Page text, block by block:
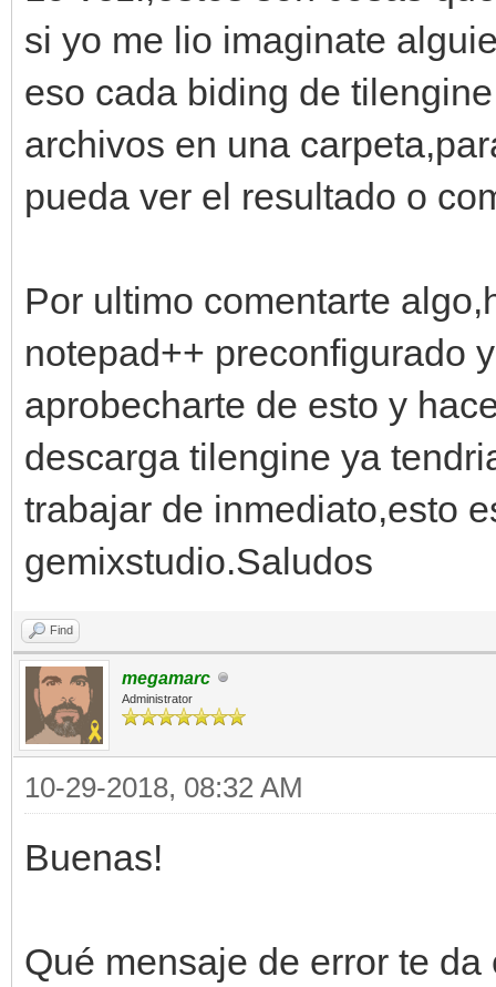
si yo me lio imaginate
eso cada biding de
archivos en una
pueda ver el resultado o
Por ultimo comentarte
notepad++ preconfigurado
aprobecharte de esto y
descarga tilengine ya
trabajar de inmediato,esto
gemixstudio.Saludos
Find
megamarc
Administrator
10-29-2018, 08:32 AM
Buenas!
Qué mensaje de error te